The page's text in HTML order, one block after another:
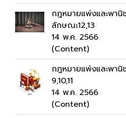
กฎหมายแพ่งและพานิ
ลักษณะ12,13
14 พ.ค. 2566
(Content)
กฎหมายแพ่งและพา
9,10,11
14 พ.ค. 2566
(Content)